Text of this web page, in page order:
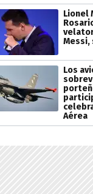
Lionel
Messi,
Los
Aérea